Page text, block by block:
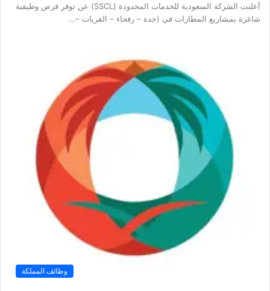
أعلنت الشركة السعودية للخدمات المحدودة (SSCL) عن توفر فرص وظيفية
شاغرة بمشاريع المطارات في (جدة – رفحاء – القريات –…
وظائف المملكة